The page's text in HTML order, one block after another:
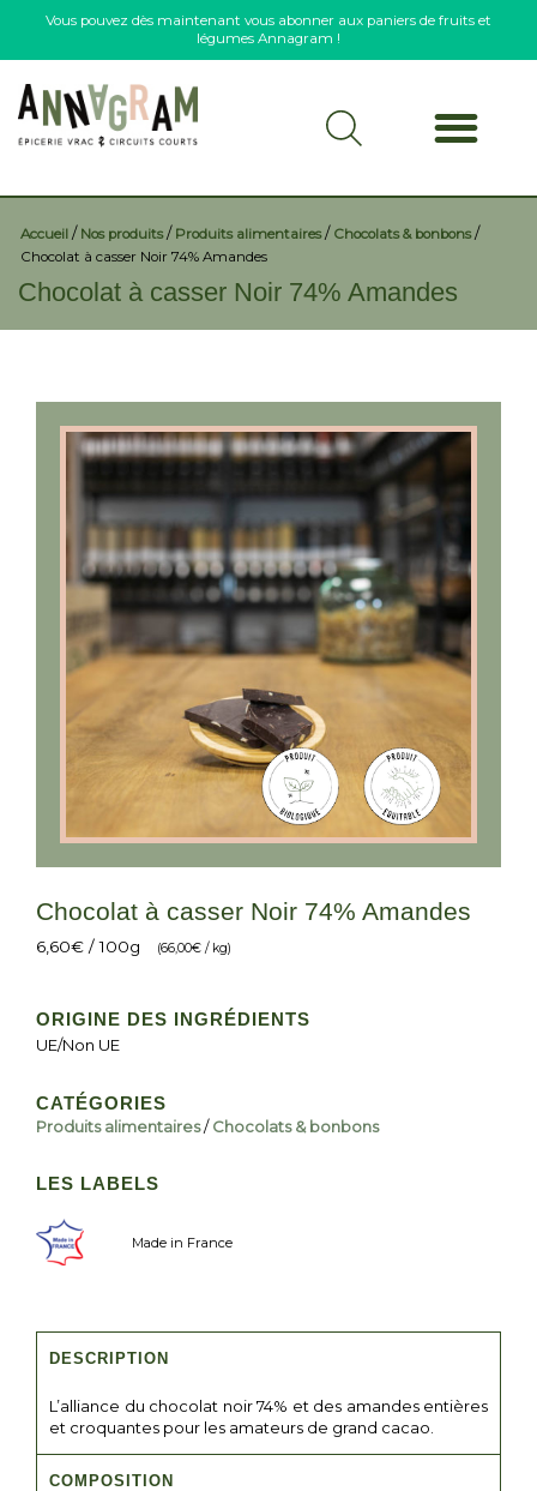
Accueil / Nos produits/ Produits alimentaires/ Chocolats & bonbons/
Chocolat à casser Noir 74% Amandes
Chocolat à casser Noir 74% Amandes
Chocolat à casser Noir 74% Amandes
6,60€ / 100g (66,00€ / kg)
ORIGINE DES INGRÉDIENTS
UE/Non UE
CATÉGORIES
Produits alimentaires/Chocolats & bonbons
LES LABELS
Made in France
DESCRIPTION
L’alliance du chocolat noir 74% et des amandes entières
et croquantes pour les amateurs de grand cacao.
COMPOSITION
Vous pouvez dès maintenant vous abonner aux paniers de fruits et
légumes Annagram !